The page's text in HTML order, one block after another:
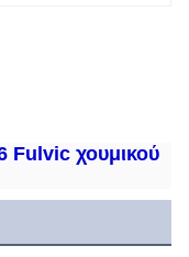
Fulvic χουμικού